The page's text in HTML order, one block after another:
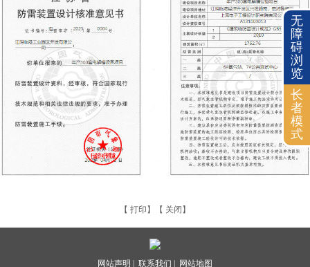
【 打印 】【 关闭 】
网站声明 | 联系我们 | 网站地图
无
障
碍
浏
览
长
者
模
式